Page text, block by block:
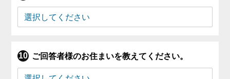
ご回答者様のお住まいを教えてください。